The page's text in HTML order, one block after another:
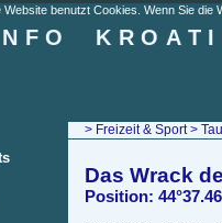
Website benutzt Cookies. Wenn Sie die
> Freizeit & Sport>
Das Wrack
Position: